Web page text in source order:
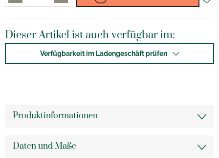
Dieser Artikel ist auch verfügbar im:
Verfügbarkeit im Ladengeschäft prüfen
Produktinformationen
Daten und Maße